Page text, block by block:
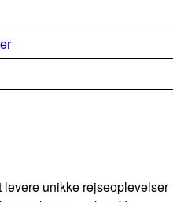
unikke rejseoplevelser